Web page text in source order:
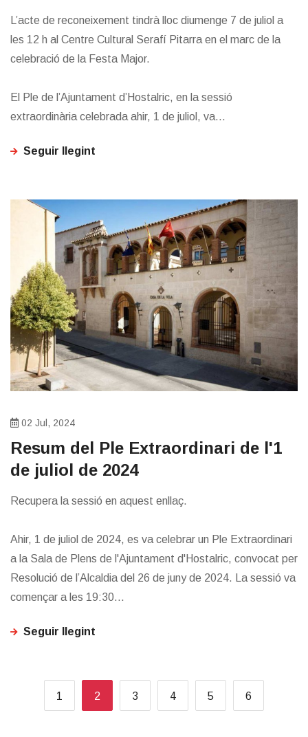
L’acte de reconeixement tindrà lloc diumenge 7 de juliol a
les 12 h al Centre Cultural Serafí Pitarra en el marc de la
celebració de la Festa Major.
El Ple de l’Ajuntament d’Hostalric, en la sessió
extraordinària celebrada ahir, 1 de juliol, va...
Seguir llegint
02 Jul, 2024
​Resum del Ple Extraordinari de l'1
de juliol de 2024
Recupera la sessió en aquest enllaç.
Ahir, 1 de juliol de 2024, es va celebrar un Ple Extraordinari
a la Sala de Plens de l'Ajuntament d'Hostalric, convocat per
Resolució de l’Alcaldia del 26 de juny de 2024. La sessió va
començar a les 19:30...
Seguir llegint
1 2 3 4 5 6